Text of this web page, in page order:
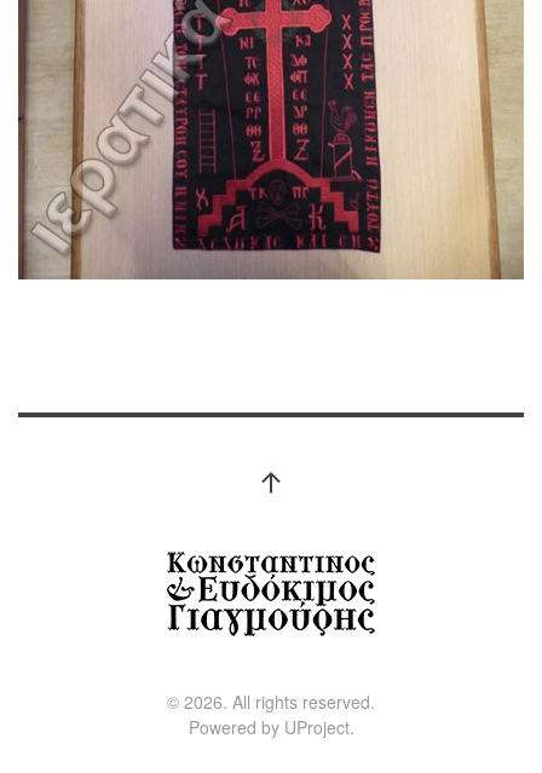
© 2026. All rights reserved.
Powered by UProject.